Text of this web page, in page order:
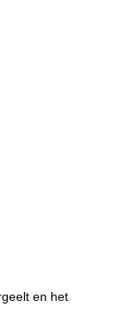
en het